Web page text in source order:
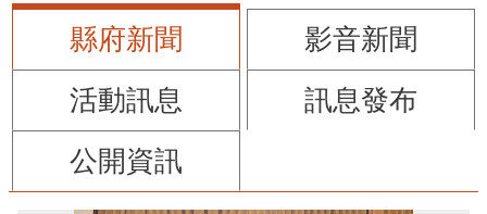
縣府新聞
影音新聞
活動訊息
訊息發布
公開資訊